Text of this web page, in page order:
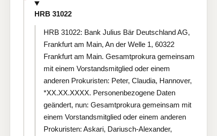
HRB 31022
HRB 31022: Bank Julius Bär Deutschland AG,
Frankfurt am Main, An der Welle 1, 60322
Frankfurt am Main. Gesamtprokura gemeinsam
mit einem Vorstandsmitglied oder einem
anderen Prokuristen: Peter, Claudia, Hannover,
*XX.XX.XXXX. Personenbezogene Daten
geändert, nun: Gesamtprokura gemeinsam mit
einem Vorstandsmitglied oder einem anderen
Prokuristen: Askari, Dariusch-Alexander,